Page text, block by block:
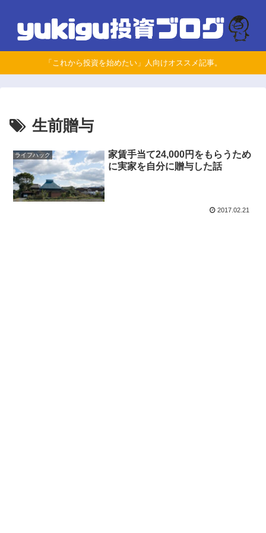
「これから投資を始めたい」人向けオススメ記事。
生前贈与
ライフハック
家賃手当て24,000円をもらうため
に実家を自分に贈与した話
2017.02.21